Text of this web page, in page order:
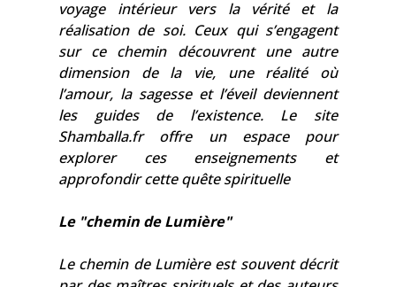
voyage intérieur vers la vérité et la
réalisation de soi. Ceux qui s’engagent
sur ce chemin découvrent une autre
dimension de la vie, une réalité où
l’amour, la sagesse et l’éveil deviennent
les guides de l’existence. Le site
Shamballa.fr offre un espace pour
explorer ces enseignements et
approfondir cette quête spirituelle
Le "chemin de Lumière"
Le chemin de Lumière est souvent décrit